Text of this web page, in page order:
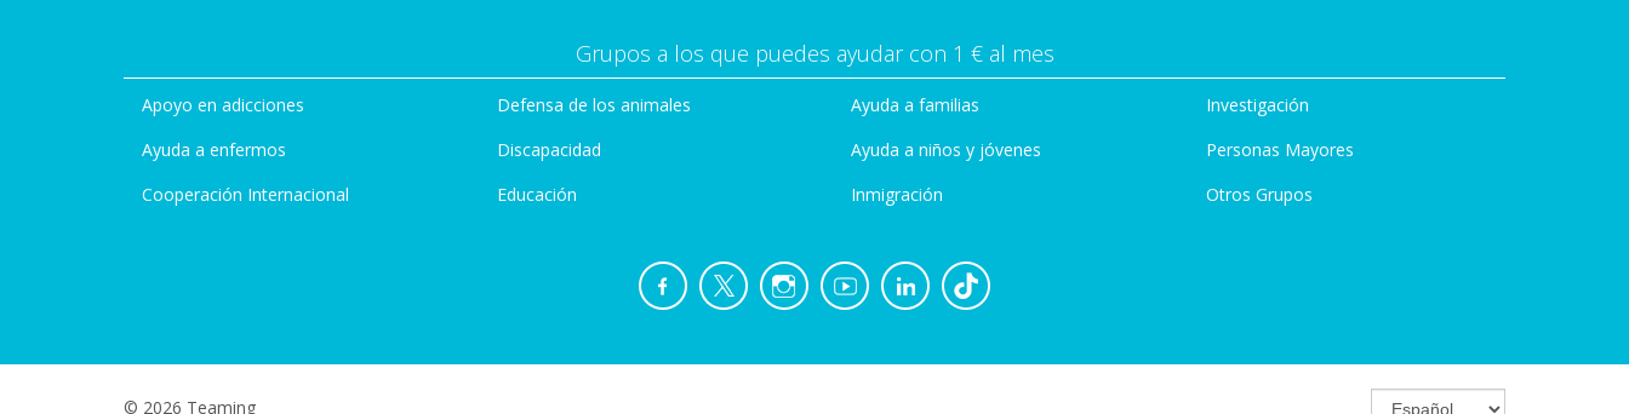
Grupos a los que puedes ayudar con 1 € al mes
Apoyo en adicciones
Ayuda a enfermos
Cooperación Internacional
Defensa de los animales
Discapacidad
Educación
Ayuda a familias
Ayuda a niños y jóvenes
Inmigración
Investigación
Personas Mayores
Otros Grupos
© 2026 Teaming